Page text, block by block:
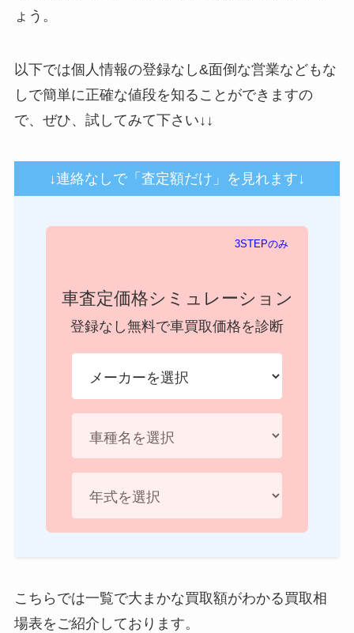
ょう。
以下では個人情報の登録なし&面倒な営業などもな
しで簡単に正確な値段を知ることができますの
で、ぜひ、試してみて下さい↓↓
↓連絡なしで「査定額だけ」を見れます↓
3STEPのみ
車査定価格シミュレーション
登録なし無料で車買取価格を診断
こちらでは一覧で大まかな買取額がわかる買取相
場表をご紹介しております。